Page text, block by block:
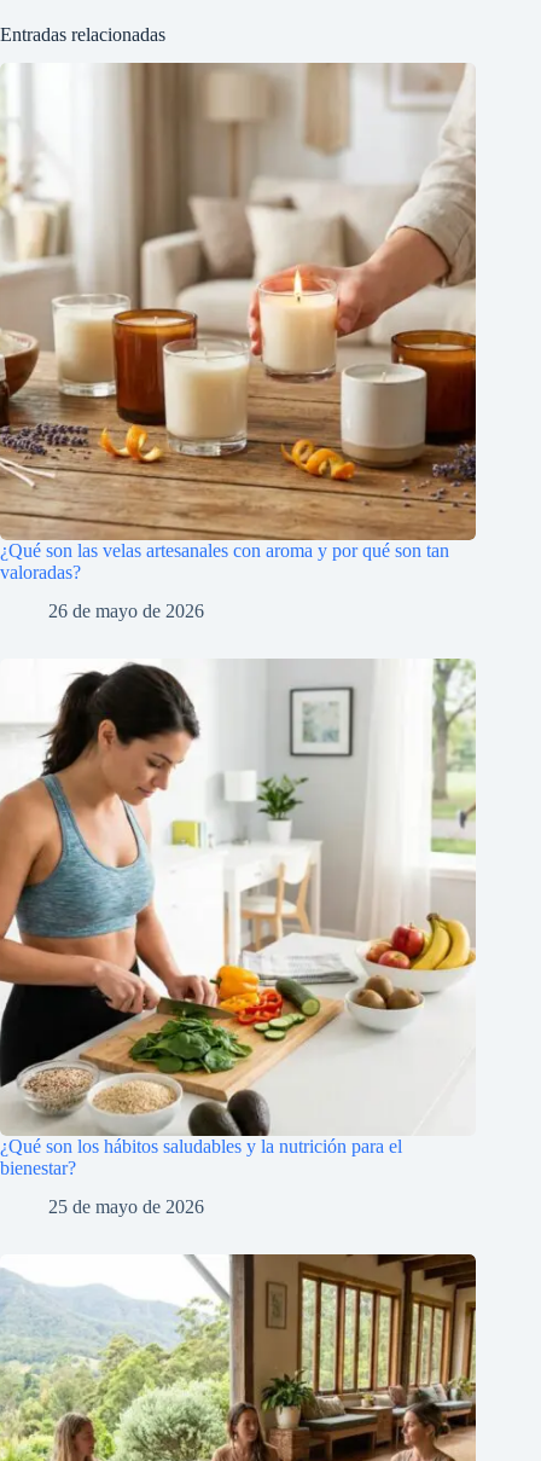
Entradas relacionadas
¿Qué son las velas artesanales con aroma y por qué son tan
valoradas?
26 de mayo de 2026
¿Qué son los hábitos saludables y la nutrición para el
bienestar?
25 de mayo de 2026